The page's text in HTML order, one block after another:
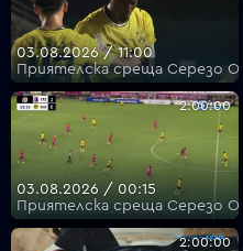
03.08.2026 / 11:00
Приятелска среща Серезо
2:00:00
03.08.2026 / 00:15
Приятелска среща Серезо
2:00:00